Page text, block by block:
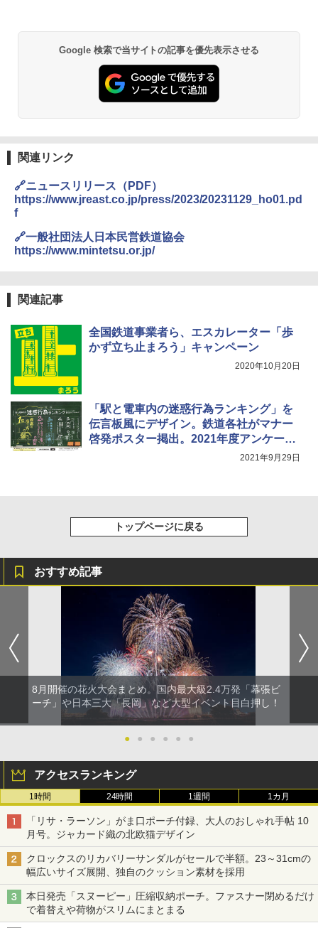
Google 検索で当サイトの記事を優先表示させる
関連リンク
🔗ニュースリリース（PDF）
https://www.jreast.co.jp/press/2023/20231129_ho01.pd
f
🔗一般社団法人日本民営鉄道協会
https://www.mintetsu.or.jp/
関連記事
全国鉄道事業者ら、エスカレーター「歩
かず立ち止まろう」キャンペーン
2020年10月20日
「駅と電車内の迷惑行為ランキング」を
伝言板風にデザイン。鉄道各社がマナー
啓発ポスター掲出。2021年度アンケート
2021年9月29日
トップページに戻る
おすすめ記事
8月開催の花火大会まとめ。国内最大級2.4万発「幕張ビ
ーチ」や日本三大「長岡」など大型イベント目白押し！
● ● ● ● ● ●
アクセスランキング
1時間 24時間 1週間 1カ月
「リサ・ラーソン」がま口ポーチ付録、大人のおしゃれ手帖 10
月号。ジャカード織の北欧猫デザイン
クロックスのリカバリーサンダルがセールで半額。23～31cmの
幅広いサイズ展開、独自のクッション素材を採用
本日発売「スヌーピー」圧縮収納ポーチ。ファスナー閉めるだけ
で着替えや荷物がスリムにまとまる